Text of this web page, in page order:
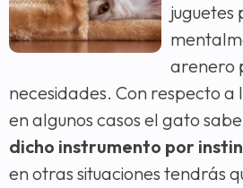
arenero
necesidades. Con respecto
en algunos casos el gato sabe
dicho instrumento por
en otras situaciones tendrás